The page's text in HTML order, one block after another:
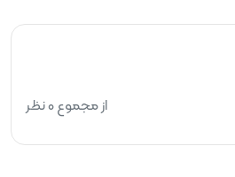
از مجموع 0 نظر